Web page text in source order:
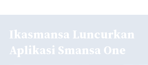
Ikasmansa Luncurkan
Aplikasi Smansa One